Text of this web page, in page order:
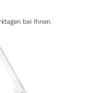
bei Ihnen